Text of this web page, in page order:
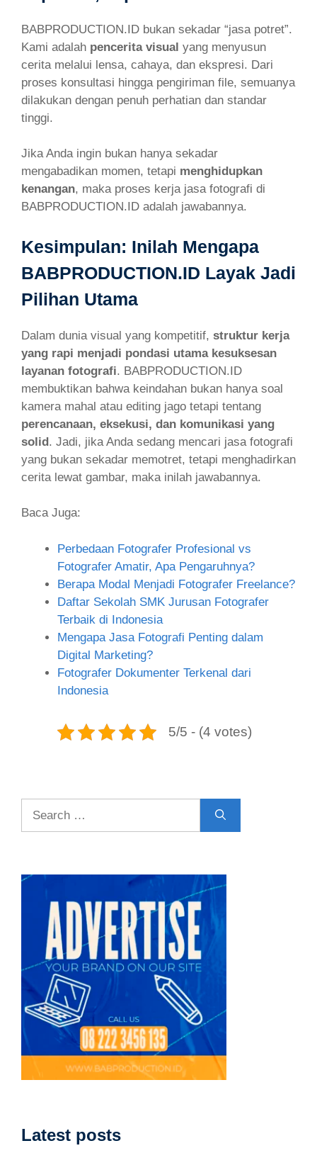
BABPRODUCTION.ID bukan sekadar “jasa potret”.
Kami adalah pencerita visual yang menyusun
cerita melalui lensa, cahaya, dan ekspresi. Dari
proses konsultasi hingga pengiriman file, semuanya
dilakukan dengan penuh perhatian dan standar
tinggi.
Jika Anda ingin bukan hanya sekadar
mengabadikan momen, tetapi menghidupkan
kenangan, maka proses kerja jasa fotografi di
BABPRODUCTION.ID adalah jawabannya.
Kesimpulan: Inilah Mengapa
BABPRODUCTION.ID Layak Jadi
Pilihan Utama
Dalam dunia visual yang kompetitif, struktur kerja
yang rapi menjadi pondasi utama kesuksesan
layanan fotografi. BABPRODUCTION.ID
membuktikan bahwa keindahan bukan hanya soal
kamera mahal atau editing jago tetapi tentang
perencanaan, eksekusi, dan komunikasi yang
solid. Jadi, jika Anda sedang mencari jasa fotografi
yang bukan sekadar memotret, tetapi menghadirkan
cerita lewat gambar, maka inilah jawabannya.
Baca Juga:
Perbedaan Fotografer Profesional vs
Fotografer Amatir, Apa Pengaruhnya?
Berapa Modal Menjadi Fotografer Freelance?
Daftar Sekolah SMK Jurusan Fotografer
Terbaik di Indonesia
Mengapa Jasa Fotografi Penting dalam
Digital Marketing?
Fotografer Dokumenter Terkenal dari
Indonesia
5/5 - (4 votes)
Latest posts